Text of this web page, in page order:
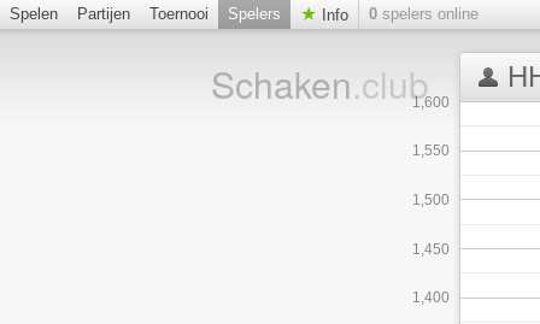
Spelen Partijen Toernooi Spelers Info 0 spelers online
Schaken.club
1,400
1,450
1,500
1,550
1,600